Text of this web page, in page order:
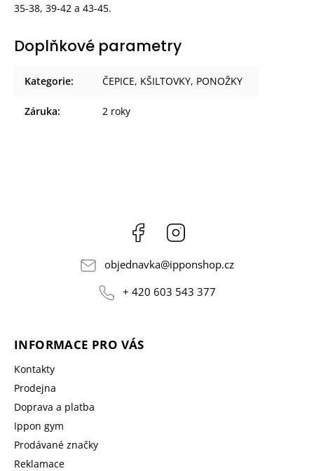
35-38, 39-42 a 43-45.
Doplňkové parametry
Kategorie: ČEPICE, KŠILTOVKY, PONOŽKY
Záruka: 2 roky
Facebook
objednavka@ipponshop.cz
+ 420 603 543 377
INFORMACE PRO VÁS
Kontakty
Prodejna
Doprava a platba
Ippon gym
Prodávané značky
Reklamace